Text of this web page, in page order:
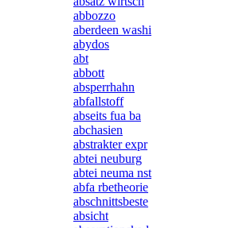
abbozzo
aberdeen washi
abydos
abt
abbott
absperrhahn
abfallstoff
abseits fua ba
abchasien
abstrakter expr
abtei neuburg
abtei neuma nst
abfa rbetheorie
abschnittsbeste
absicht